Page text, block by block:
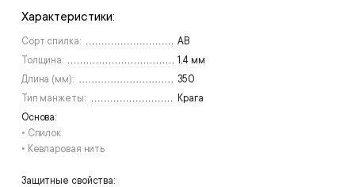
Характеристики:
Сорт спилка:
АВ
Толщина:
1,4 мм
Длина (мм):
350
Тип манжеты:
Крага
Основа:
• Спилок
• Кевларовая нить
Защитные свойства: